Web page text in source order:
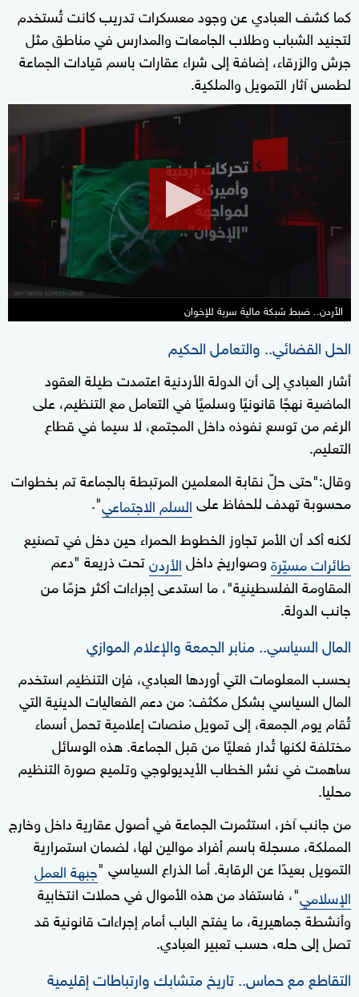
كما كشف العبادي عن وجود معسكرات تدريب كانت تُستخدم
لتجنيد الشباب وطلاب الجامعات والمدارس في مناطق مثل
جرش والزرقاء، إضافة إلى شراء عقارات باسم قيادات الجماعة
لطمس آثار التمويل والملكية.
seconds
of
minutes,
الأردن.. ضبط شبكة مالية سرية للإخوان
الحل القضائي.. والتعامل الحكيم
أشار العبادي إلى أن الدولة الأردنية اعتمدت طيلة العقود
الماضية نهجًا قانونيًا وسلميًا في التعامل مع التنظيم، على
الرغم من توسع نفوذه داخل المجتمع، لا سيما في قطاع
التعليم.
وقال:"حتى حلّ نقابة المعلمين المرتبطة بالجماعة تم بخطوات
محسوبة تهدف للحفاظ علىالسلم الاجتماعي".
لكنه أكد أن الأمر تجاوز الخطوط الحمراء حين دخل في تصنيع
طائرات مسيّرةوصواريخ داخلالأردنتحت ذريعة "دعم
المقاومة الفلسطينية"، ما استدعى إجراءات أكثر حزمًا من
جانب الدولة.
المال السياسي.. منابر الجمعة والإعلام الموازي
بحسب المعلومات التي أوردها العبادي، فإن التنظيم استخدم
المال السياسي بشكل مكثف: من دعم الفعاليات الدينية التي
تُقام يوم الجمعة، إلى تمويل منصات إعلامية تحمل أسماء
مختلفة لكنها تُدار فعليًا من قبل الجماعة. هذه الوسائل
ساهمت في نشر الخطاب الأيديولوجي وتلميع صورة التنظيم
محليا.
من جانب آخر، استثمرت الجماعة في أصول عقارية داخل وخارج
المملكة، مسجلة باسم أفراد موالين لها، لضمان استمرارية
التمويل بعيدًا عن الرقابة. أما الذراع السياسي "جبهة العمل
الإسلامي"، فاستفاد من هذه الأموال في حملات انتخابية
وأنشطة جماهيرية، ما يفتح الباب أمام إجراءات قانونية قد
تصل إلى حله، حسب تعبير العبادي.
التقاطع مع حماس.. تاريخ متشابك وارتباطات إقليمية